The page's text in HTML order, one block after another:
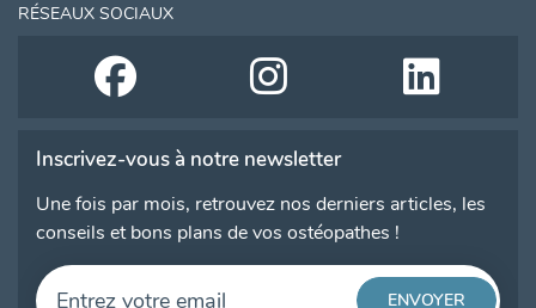
RÉSEAUX SOCIAUX
Inscrivez-vous à notre newsletter
Une fois par mois, retrouvez nos derniers articles, les
conseils et bons plans de vos ostéopathes !